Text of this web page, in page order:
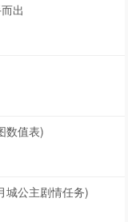
出
数值表)
城公主剧情任务)